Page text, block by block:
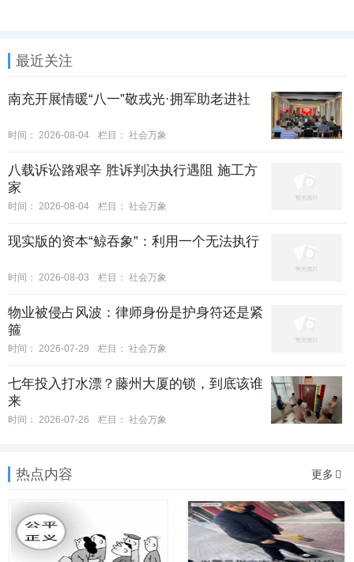
最近关注
南充开展情暖“八一”敬戎光·拥军助老进社
时间： 2026-08-04 栏目： 社会万象
八载诉讼路艰辛 胜诉判决执行遇阻 施工方
家
时间： 2026-08-04 栏目： 社会万象
现实版的资本“鲸吞象”：利用一个无法执行
时间： 2026-08-03 栏目： 社会万象
物业被侵占风波：律师身份是护身符还是紧
箍
时间： 2026-07-29 栏目： 社会万象
七年投入打水漂？藤州大厦的锁，到底该谁
来
时间： 2026-07-26 栏目： 社会万象
热点内容 更多